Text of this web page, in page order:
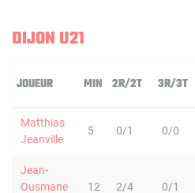
DIJON U21
JOUEUR MIN 2R/2T 3R/3T
Matthias
Jeanville
5 0/1 0/0
Jean-
Ousmane
12 2/4 0/1